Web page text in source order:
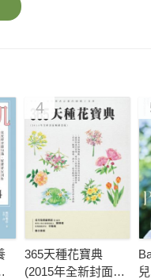
，才會變得厲害」
，踏上跑道，
遇見感動自己的故事。
蛋！
中，精心挑選26篇跑者
4
365天種花寶典
(2015年全新封面暢